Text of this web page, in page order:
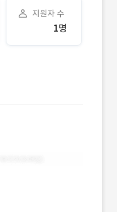
지원자 수
1명